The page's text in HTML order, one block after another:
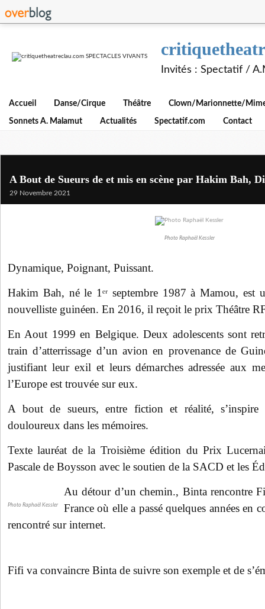
Invités : Spectatif /
Accueil Danse/Cirque Théâtre Clown/Marionnette/
Sonnets A. Malamut Actualités Spectatif.com Contact
A Bout de Sueurs de et mis en scène par Hakim Bah,
29 Novembre 2021
Photo Raphaël Kessler
Dynamique, Poignant, Puissant.
Hakim Bah, né le 1ᵉʳ septembre 1987 à Mamou, est
nouvelliste guinéen. En 2016, il reçoit le prix Théâtre
En Aout 1999 en Belgique. Deux adolescents sont
train d’atterrissage d’un avion en provenance de
justifiant leur exil et leurs démarches adressée aux
l’Europe est trouvée sur eux.
A bout de sueurs, entre fiction et réalité, s’inspire
douloureux dans les mémoires.
Texte lauréat de la Troisième édition du Prix
Pascale de Boysson avec le soutien de la SACD et les
Photo Raphaël Kessler
Au détour d’un chemin., Binta rencontre
France où elle a passé quelques années en
rencontré sur internet.
Fifi va convaincre Binta de suivre son exemple et de